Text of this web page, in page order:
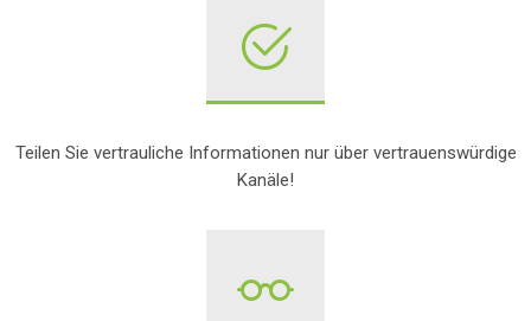
Teilen Sie vertrauliche Informationen nur über vertrauenswürdige
Kanäle!